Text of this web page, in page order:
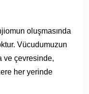
oluşmasında
Vücudumuzun
ve çevresinde,
her yerinde